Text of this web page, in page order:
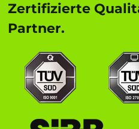
Zertifizierte
Partner.